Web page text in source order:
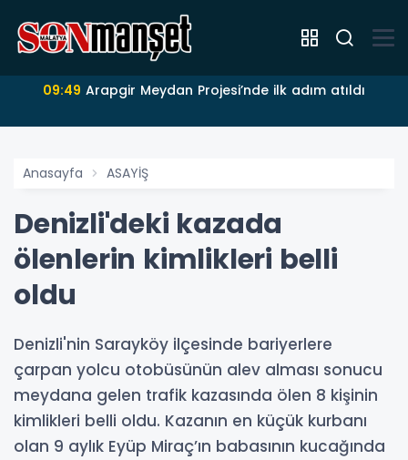
09:49 Arapgir Meydan Projesi’nde ilk adım atıldı
Anasayfa ASAYİŞ
Denizli'deki kazada
ölenlerin kimlikleri belli
oldu
Denizli'nin Sarayköy ilçesinde bariyerlere
çarpan yolcu otobüsünün alev alması sonucu
meydana gelen trafik kazasında ölen 8 kişinin
kimlikleri belli oldu. Kazanın en küçük kurbanı
olan 9 aylık Eyüp Miraç’ın babasının kucağında